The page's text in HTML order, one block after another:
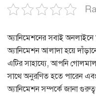
অ্যানিমেশনের সবাই
অ্যানিমেশন আলাদা হয়ে
এটির সাহায্যে, আপনি
সাথে অনুরণিত হতে পারেন
অ্যানিমেশন সম্পর্কে জানা